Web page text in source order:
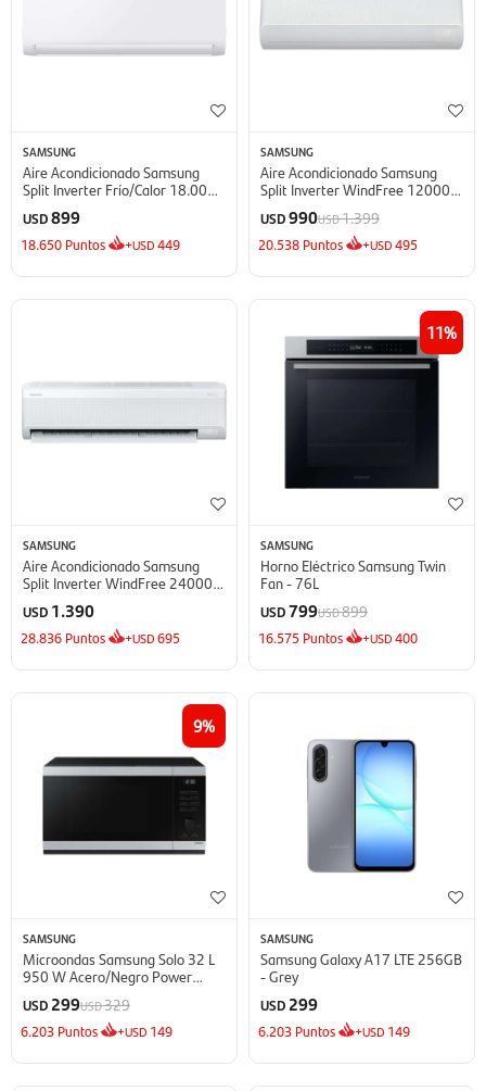
SAMSUNG
Aire Acondicionado Samsung
Split Inverter Frío/Calor 18.000
BTU - BTU
USD899
18.650 Puntos +USD449
SAMSUNG
Aire Acondicionado Samsung
Split Inverter WindFree 12000
BTU - BTU
USD990USD1.399
20.538 Puntos +USD495
SAMSUNG
Aire Acondicionado Samsung
Split Inverter WindFree 24000
BTU - BTU
USD 1.390
28.836 Puntos +USD695
11
SAMSUNG
Horno Eléctrico Samsung Twin
Fan - 76L
USD799USD899
16.575 Puntos +USD400
9
SAMSUNG
Microondas Samsung Solo 32 L
950 W Acero/Negro Power
USD 299USD329
6.203 Puntos +USD 149
SAMSUNG
Samsung Galaxy A17 LTE 256GB
- Grey
USD 299
6.203 Puntos +USD 149